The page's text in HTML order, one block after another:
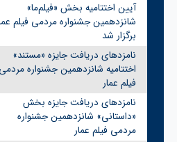
آیین اختتامیه بخش «فیلم‌ما»
شانزدهمین جشنواره مردمی فیلم
برگزار شد
نامزدهای دریافت جایزه «مستند»
اختتامیه شانزدهمین جشنواره مردمی
فیلم عمار
نامزدهای دریافت جایزه بخش
«داستانی» شانزدهمین جشنواره
مردمی فیلم عمار